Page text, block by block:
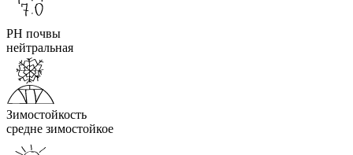
PH почвы
нейтральная
Зимостойкость
средне зимостойкое